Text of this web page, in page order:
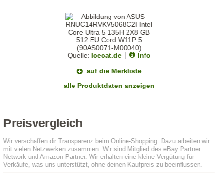
Quelle: Icecat.de
Info
auf die Merkliste
alle Produktdaten anzeigen
Preisvergleich
Wir verschaffen dir Transparenz beim Online-Shopping. Dazu arbeiten wir
mit vielen Netzwerken zusammen. Wir sind Mitglied des eBay Partner
Network und Amazon-Partner. Wir erhalten eine kleine Vergütung für
Verkäufe, was uns unterstützt, ohne deinen Kaufpreis zu beeinflussen.